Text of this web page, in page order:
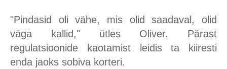
"Pindasid oli vähe, mis olid saadaval, olid
väga kallid," ütles Oliver. Pärast
regulatsioonide kaotamist leidis ta kiiresti
enda jaoks sobiva korteri.